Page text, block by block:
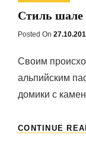
Стиль шале
Posted On Posted
Своим
альпийским
домики с
CONTINUE